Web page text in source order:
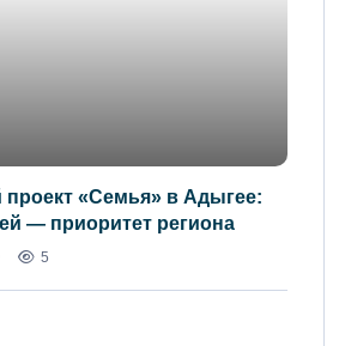
«Семья» в Адыгее:
— приоритет региона
5